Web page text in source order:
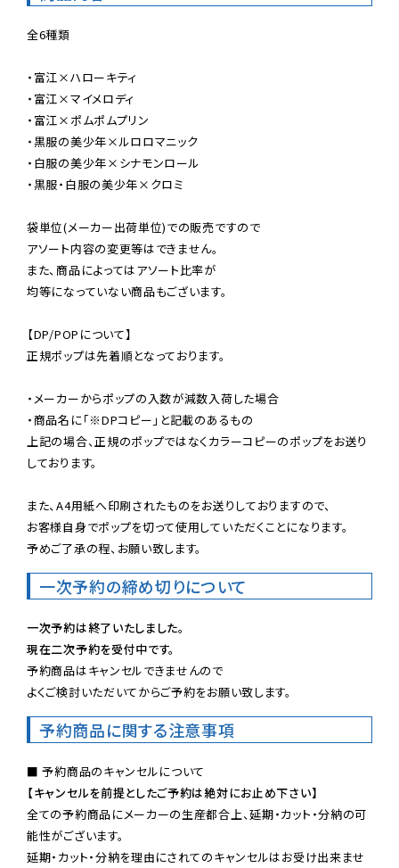
全6種類
・富江×ハローキティ
・富江×マイメロディ
・富江×ポムポムプリン
・黒服の美少年×ルロロマニック
・白服の美少年×シナモンロール
・黒服・白服の美少年×クロミ
袋単位(メーカー出荷単位)での販売ですので
アソート内容の変更等はできません。
また、商品によってはアソート比率が
均等になっていない商品もございます。
【DP/POPについて】
正規ポップは先着順となっております。
・メーカーからポップの入数が減数入荷した場合
・商品名に「※DPコピー」と記載のあるもの
上記の場合、正規のポップではなくカラーコピーのポップをお送り
しております。
また、A4用紙へ印刷されたものをお送りしておりますので、
お客様自身でポップを切って使用していただくことになります。
予めご了承の程、お願い致します。
一次予約の締め切りについて
一次予約は終了いたしました。
現在二次予約を受付中です。
予約商品はキャンセルできませんので
よくご検討いただいてからご予約をお願い致します。
予約商品に関する注意事項
【キャンセルを前提としたご予約は絶対にお止め下さい】
全ての予約商品にメーカーの生産都合上、延期・カット・分納の可
能性がございます。
延期・カット・分納を理由にされてのキャンセルはお受け出来ませ